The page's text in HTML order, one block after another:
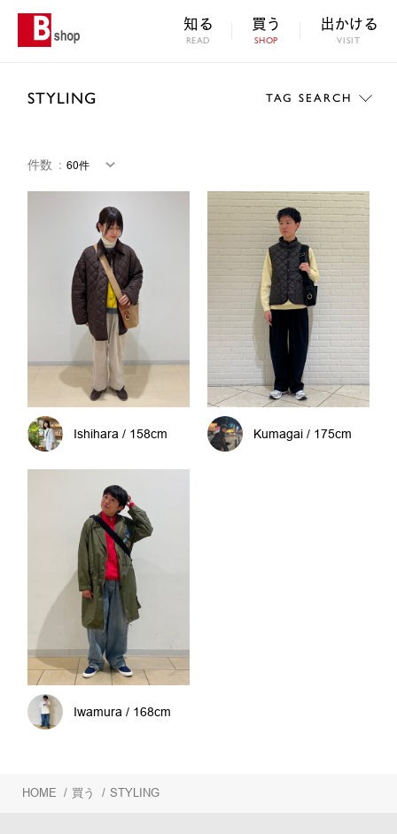
知る
READ
買う
SHOP
出かける
VISIT
STYLING TAG SEARCH
件数 ：
Ishihara / 158cm Kumagai / 175cm
Iwamura / 168cm
HOME / 買う / STYLING